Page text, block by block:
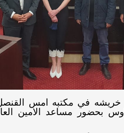
خريشه في مكتبه امس
بحضور مساعد الامين